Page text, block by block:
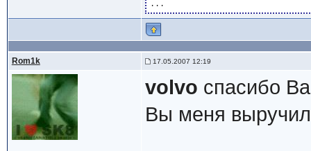
Rom1k 17.05.2007 12:19
volvo спасибо
Вы меня